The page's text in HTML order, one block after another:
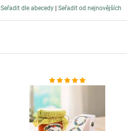
Seřadit dle abecedy | Seřadit od nejnovějších